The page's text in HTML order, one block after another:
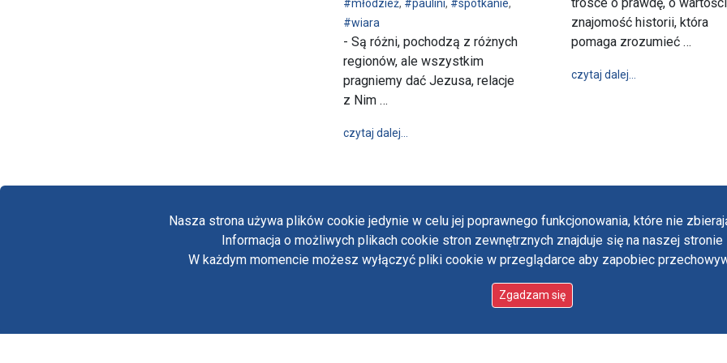
Nasza strona używa plików cookie jedynie w celu jej poprawnego funkcjonowania, które nie
Informacja o możliwych plikach cookie stron zewnętrznych znajduje się na naszej
W każdym momencie możesz wyłączyć pliki cookie w przeglądarce aby zapobiec
Zgadzam się
#młodzież, #paulini, #spotkanie,
#wiara
- Są różni, pochodzą z różnych
regionów, ale wszystkim
pragniemy dać Jezusa, relacje
z Nim …
czytaj dalej…
znajomość historii, która
pomaga zrozumieć …
czytaj dalej…